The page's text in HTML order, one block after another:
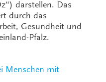
darstellen. Das
durch das
Gesundheit und
Pfalz.
Menschen mit